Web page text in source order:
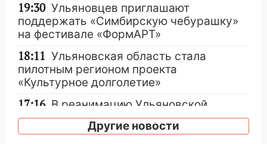
19:30 Ульяновцев приглашают
поддержать «Симбирскую чебурашку»
на фестивале «ФормАРТ»
18:11 Ульяновская область стала
пилотным регионом проекта
«Культурное долголетие»
17:16 В реанимацию Ульяновской
областной больницы поступили шесть
новых аппаратов ИВЛ
Другие новости